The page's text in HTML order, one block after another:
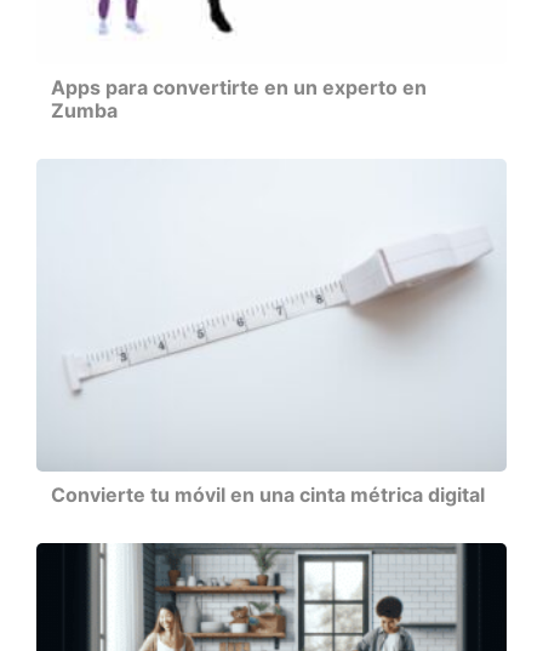
Apps para convertirte en un experto en
Zumba
Convierte tu móvil en una cinta métrica digital